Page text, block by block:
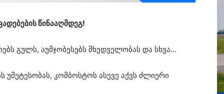
წინააღმდეგ!
გულს, აუმჯობესებს მხედველობას და სხვა…
კომბოსტოს ასევე აქვს ძლიერი